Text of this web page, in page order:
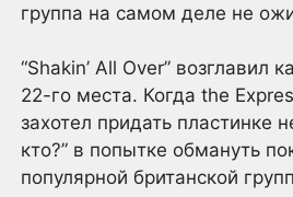
группа на самом деле не
“Shakin’ All Over”
22-го места. Когда the
захотел придать пластинке
кто?” в попытке обмануть
популярной британской